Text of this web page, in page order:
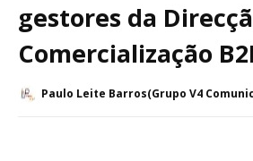
gestores da
Comercialização
Paulo Leite Barros(Grupo V4